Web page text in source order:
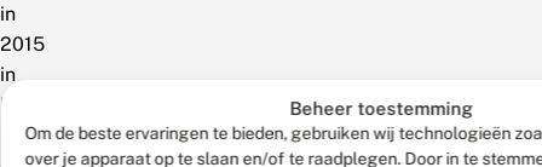
Beheer toestemming
Om de beste ervaringen te bieden, gebruiken wij technologieën
over je apparaat op te slaan en/of te raadplegen. Door in te
in
2015
in
Noord-
Brabant